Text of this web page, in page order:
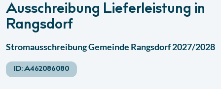
Ausschreibung Lieferleistung in
Rangsdorf
Stromausschreibung Gemeinde Rangsdorf 2027/2028
ID:A462086080